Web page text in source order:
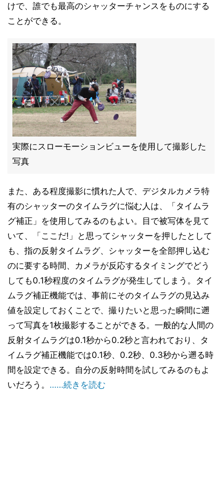
けで、誰でも最高のシャッターチャンスをものにする
ことができる。
実際にスローモーションビューを使用して撮影した
写真
また、ある程度撮影に慣れた人で、デジタルカメラ特
有のシャッターのタイムラグに悩む人は、「タイムラ
グ補正」を使用してみるのもよい。目で被写体を見て
いて、「ここだ!」と思ってシャッターを押したとして
も、指の反射タイムラグ、シャッターを全部押し込む
のに要する時間、カメラが反応するタイミングでどう
しても0.1秒程度のタイムラグが発生してしまう。タイ
ムラグ補正機能では、事前にそのタイムラグの見込み
値を設定しておくことで、撮りたいと思った瞬間に遡
って写真を1枚撮影することができる。一般的な人間の
反射タイムラグは0.1秒から0.2秒と言われており、タ
イムラグ補正機能では0.1秒、0.2秒、0.3秒から遡る時
間を設定できる。自分の反射時間を試してみるのもよ
いだろう。 ……続きを読む